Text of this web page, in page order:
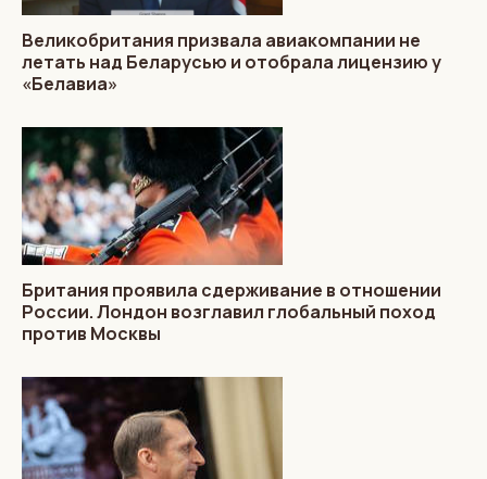
Великобритания призвала авиакомпании не
летать над Беларусью и отобрала лицензию у
«Белавиа»
Британия проявила сдерживание в отношении
России. Лондон возглавил глобальный поход
против Москвы